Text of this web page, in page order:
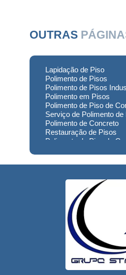
OUTRAS
Lapidação de Piso
Polimento de Pisos
Polimento de Pisos
Polimento em Pisos
Polimento de Piso de
Serviço de Polimento de
Polimento de Concreto
Restauração de Pisos
Polimento de Piso de
Preço
Restauração de Piso de
Polimento do Concreto
Serviço de Polimento de
Restauração de Pisos
Restauração de Pisos
Restauração de Pisos
Usinado
Reforma de Piso
Recuperação Piso de
Lapidação de Pisos